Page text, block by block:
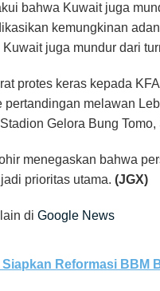
bahwa Kuwait juga
kemungkinan
juga mundur dari
protes keras kepada
melawan
Gelora Bung Tomo,
menegaskan bahwa
prioritas utama. (JGX)
di Google News
Siapkan Reformasi BBM